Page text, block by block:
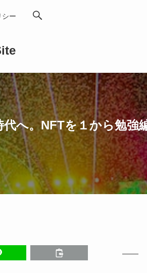
シー
代へ。NFTを１から勉強